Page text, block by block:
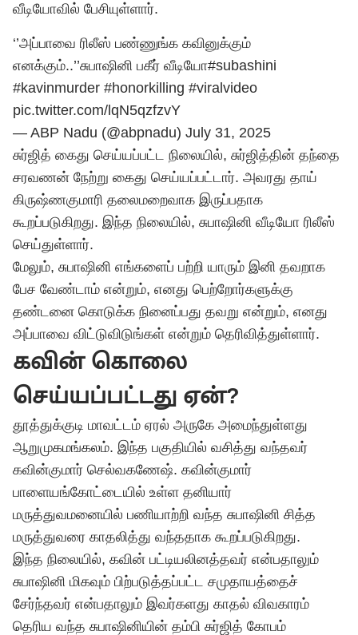
வீடியோவில் பேசியுள்ளார்.
‘’அப்பாவை ரிலீஸ் பண்ணுங்க கவினுக்கும்
எனக்கும்..’’சுபாஷினி பகீர் வீடியோ#subashini
#kavinmurder #honorkilling #viralvideo
pic.twitter.com/lqN5qzfzvY
— ABP Nadu (@abpnadu) July 31, 2025
சுர்ஜித் கைது செய்யப்பட்ட நிலையில், சுர்ஜித்தின் தந்தை
சரவணன் நேற்று கைது செய்யப்பட்டார். அவரது தாய்
கிருஷ்ணகுமாரி தலைமறைவாக இருப்பதாக
கூறப்படுகிறது. இந்த நிலையில், சுபாஷினி வீடியோ ரிலீஸ்
செய்துள்ளார்.
மேலும், சுபாஷினி எங்களைப் பற்றி யாரும் இனி தவறாக
பேச வேண்டாம் என்றும், எனது பெற்றோர்களுக்கு
தண்டனை கொடுக்க நினைப்பது தவறு என்றும், எனது
அப்பாவை விட்டுவிடுங்கள் என்றும் தெரிவித்துள்ளார்.
கவின் கொலை
செய்யப்பட்டது ஏன்?
தூத்துக்குடி மாவட்டம் ஏரல் அருகே அமைந்துள்ளது
ஆறுமுகமங்கலம். இந்த பகுதியில் வசித்து வந்தவர்
கவின்குமார் செல்வகணேஷ். கவின்குமார்
பாளையங்கோட்டையில் உள்ள தனியார்
மருத்துவமனையில் பணியாற்றி வந்த சுபாஷினி சித்த
மருத்துவரை காதலித்து வந்ததாக கூறப்படுகிறது.
இந்த நிலையில், கவின் பட்டியலினத்தவர் என்பதாலும்
சுபாஷினி மிகவும் பிற்படுத்தப்பட்ட சமுதாயத்தைச்
சேர்ந்தவர் என்பதாலும் இவர்களது காதல் விவகாரம்
தெரிய வந்த சுபாஷினியின் தம்பி சுர்ஜித் கோபம்